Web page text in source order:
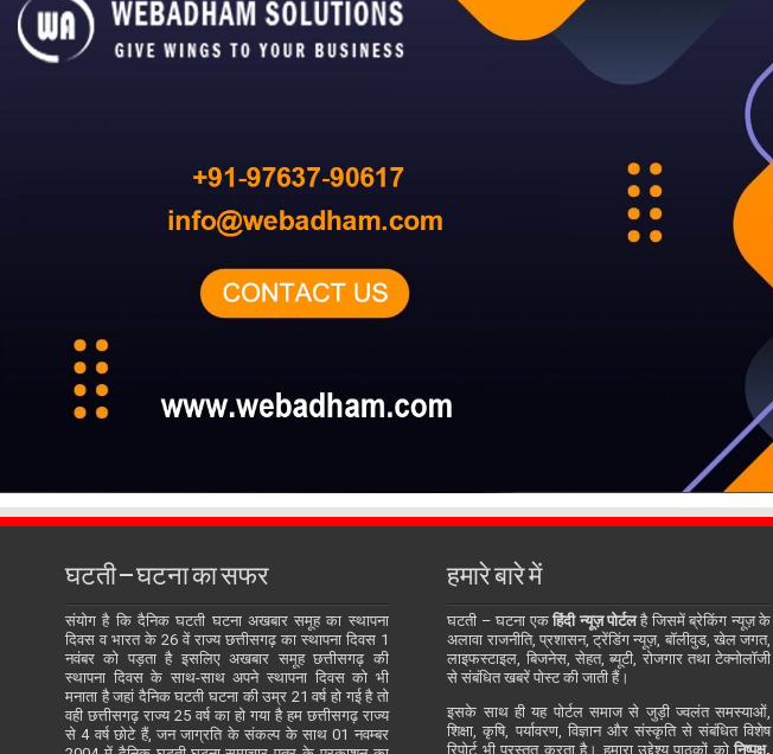
घटती – घटना का सफर
संयोग है कि दैनिक घटती घटना अखबार समूह का स्थापना
दिवस व भारत के 26 वें राज्य छत्तीसगढ़ का स्थापना दिवस 1
नवंबर को पड़ता है इसलिए अखबार समूह छत्तीसगढ़ की
स्थापना दिवस के साथ-साथ अपने स्थापना दिवस को भी
मनाता है जहां दैनिक घटती घटना की उम्र 21 वर्ष हो गई है तो
वही छत्तीसगढ़ राज्य 25 वर्ष का हो गया है हम छत्तीसगढ़ राज्य
से 4 वर्ष छोटे हैं, जन जाग्रति के संकल्प के साथ 01 नवम्बर
हमारे बारे में
घटती – घटना एकहिंदी न्यूज़ पोर्टलहै जिसमें ब्रेकिंग न्यूज़ के
अलावा राजनीति, प्रशासन, ट्रेंडिंग न्यूज़, बॉलीवुड, खेल जगत,
लाइफस्टाइल, बिजनेस, सेहत, ब्यूटी, रोजगार तथा टेक्नोलॉजी
से संबंधित खबरें पोस्ट की जाती हैं।
इसके साथ ही यह पोर्टल समाज से जुड़ी ज्वलंत समस्याओं,
शिक्षा, कृषि, पर्यावरण, विज्ञान और संस्कृति से संबंधित विशेष
रिपोर्ट भी प्रस्तुत करता है। हमारा उद्देश्य पाठकों कोनिष्पक्ष,